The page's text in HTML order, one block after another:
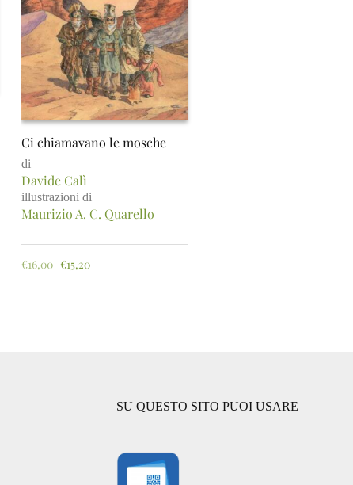
Ci chiamavano le mosche
di
Davide Calì
illustrazioni di
Maurizio A. C. Quarello
€16,00 €15,20
SU QUESTO SITO PUOI USARE